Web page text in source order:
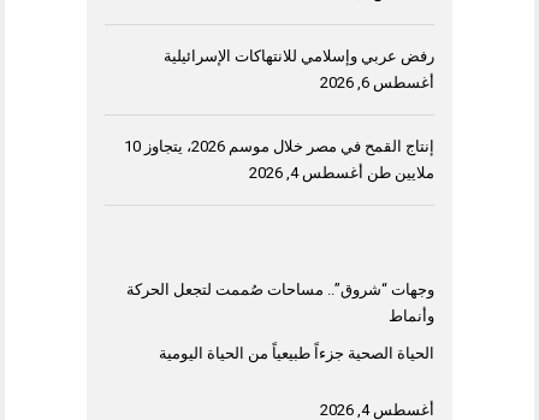
رفض عربي وإسلامي للانتهاكات الإسرائيلية
أغسطس 6, 2026
إنتاج القمح في مصر خلال موسم 2026، يتجاوز 10
ملايين طن أغسطس 4, 2026
وجهات “شروق”.. مساحات صُممت لتجعل الحركة
وأنماط
الحياة الصحية جزءاً طبيعياً من الحياة اليومية
أغسطس 4, 2026